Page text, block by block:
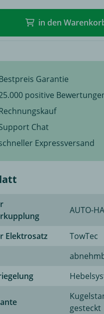
in den
Garantie
positive
Chat
Expressversand
AUTO-
Elektrosatz
TowTec
gesteckt